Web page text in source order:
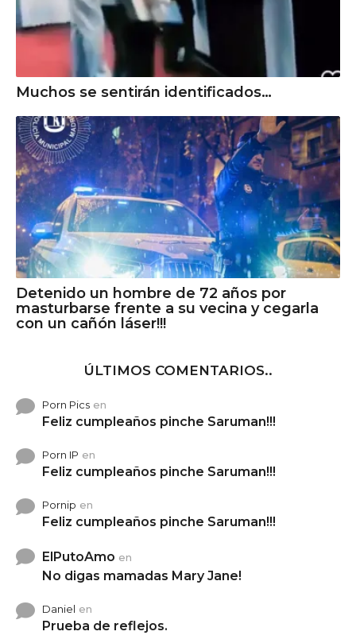
Muchos se sentirán identificados…
Detenido un hombre de 72 años por
masturbarse frente a su vecina y cegarla
con un cañón láser!!!
ÚLTIMOS COMENTARIOS..
Porn Pics en
Feliz cumpleaños pinche Saruman!!!
Porn IP en
Feliz cumpleaños pinche Saruman!!!
Pornip en
Feliz cumpleaños pinche Saruman!!!
ElPutoAmo en
No digas mamadas Mary Jane!
Daniel en
Prueba de reflejos.